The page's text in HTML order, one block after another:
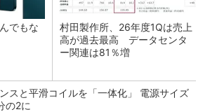
でもな
村田製作所、26年度1Qは売上
高が過去最高 データセンタ
ー関連は81％増
ンスと平滑コイルを「一体化」 電源サイズ
の2に